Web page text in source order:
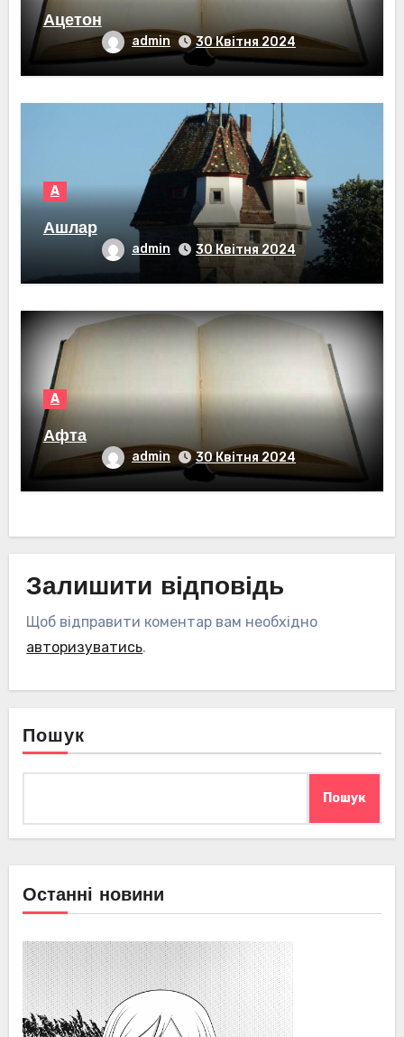
Ацетон
admin 30 Квітня 2024
А
Ашлар
admin 30 Квітня 2024
А
Афта
admin 30 Квітня 2024
Залишити відповідь
Щоб відправити коментар вам необхідно
авторизуватись.
Пошук
Пошук
Останні новини